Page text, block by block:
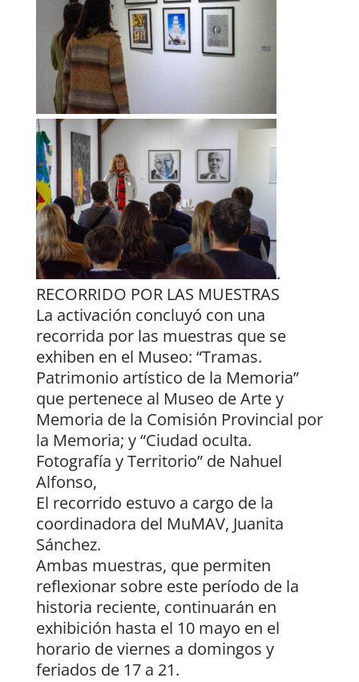
.
RECORRIDO POR LAS MUESTRAS
La activación concluyó con una
recorrida por las muestras que se
exhiben en el Museo: “Tramas.
Patrimonio artístico de la Memoria”
que pertenece al Museo de Arte y
Memoria de la Comisión Provincial por
la Memoria; y “Ciudad oculta.
Fotografía y Territorio” de Nahuel
Alfonso,
El recorrido estuvo a cargo de la
coordinadora del MuMAV, Juanita
Sánchez.
Ambas muestras, que permiten
reflexionar sobre este período de la
historia reciente, continuarán en
exhibición hasta el 10 mayo en el
horario de viernes a domingos y
feriados de 17 a 21.